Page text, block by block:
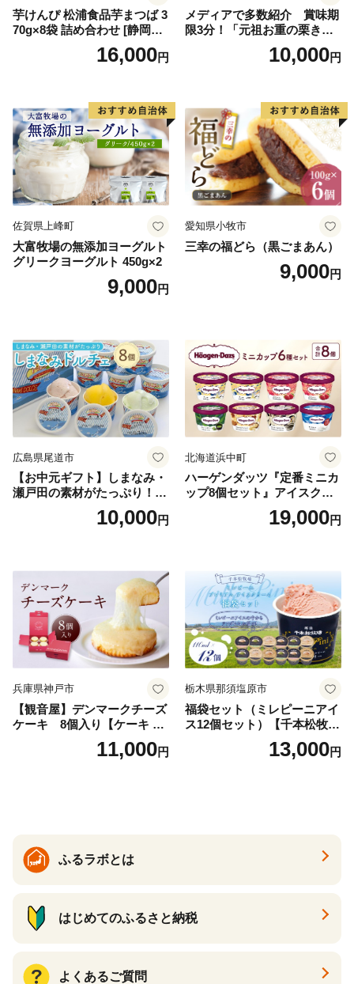
芋けんぴ 松浦食品芋まつば 3
70g×8袋 詰め合わせ [静岡伊
勢丹(松浦食品) 静岡県 吉田町
22424274] 芋ケンピ セット
16,000円
メディアで多数紹介 賞味期
限3分！「元祖お重の栗きん
とんモンブラン」 【未来の
ご褒美】スイーツ 栗 モンブ
子 菓子 F4N-2298
10,000円
佐賀県上峰町
大富牧場の無添加ヨーグルト
グリークヨーグルト 450g×2
9,000円
愛知県小牧市
三幸の福どら（黒ごまあん）
9,000円
広島県尾道市
【お中元ギフト】しまなみ・
瀬戸田の素材がたっぷり！ジ
10,000円
北海道浜中町
ハーゲンダッツ『定番ミニカ
ップ8個セット』アイスクリ
ーム アイス スイーツ デザー
19,000円
兵庫県神戸市
【観音屋】デンマークチーズ
ケーキ 8個入り【ケーキ チ
ーズケーキ 人気スイーツ お
すすめスイーツ 神戸スイー
11,000円
栃木県那須塩原市
福袋セット（ミレピーニアイ
ス12個セット）【千本松牧
場】 ns025-014-12 【デザー
ト 詰め合わせ ギフト】
13,000円
ふるラボとは
はじめてのふるさと納税
よくあるご質問